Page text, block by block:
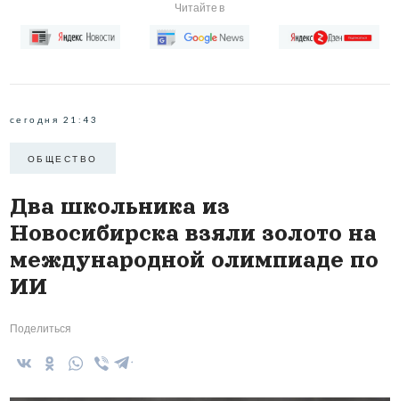
Читайте в
сегодня 21:43
ОБЩЕСТВО
Два школьника из
Новосибирска взяли золото на
международной олимпиаде по
ИИ
Поделиться